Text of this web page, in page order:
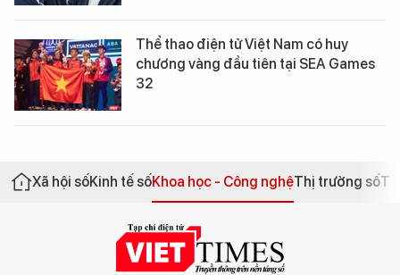
Thể thao điện tử Việt Nam có huy
chương vàng đầu tiên tại SEA Games
32
Xã hội sốKinh tế sốKhoa học - Công nghệThị trường số